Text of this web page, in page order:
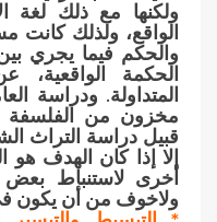
ولكنها مع ذلك لغة
الواقع، ولذلك كانت
والحكم فيما يجري
الحكمة الواقعية،
المتداولة. ودراسة
مخزون من الفلسفة
قبيل دراسة التراث
إلا إذا كان الهدف هو
أخرى لاستنباط بعض
ولاخوف من أن يكون في